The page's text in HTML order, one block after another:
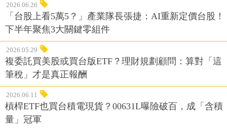
2026.06.26
「台股上看5萬5？」產業隊長張捷：AI重新定價台股！
下半年聚焦3大關鍵零組件
2026.05.29
複委託買美股或買台版ETF？理財規劃顧問：算對「這
筆稅」才是真正報酬
2026.06.11
槓桿ETF也買台積電現貨？00631L曝險破百，成「含積
量」冠軍